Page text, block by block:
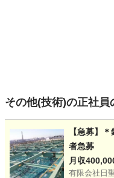
その他(技術)の正社員
【急募】
者急募
月収
有限会社日